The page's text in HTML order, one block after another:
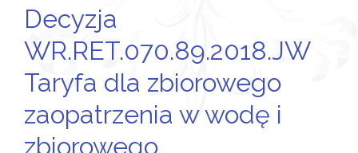
Decyzja
WR.RET.070.89.2018.JW
Taryfa dla zbiorowego
zaopatrzenia w wodę i
zbiorowego